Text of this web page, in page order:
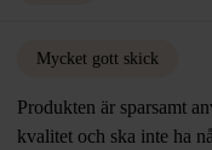
Mycket gott skick
Produkten är sparsamt
kvalitet och ska inte ha